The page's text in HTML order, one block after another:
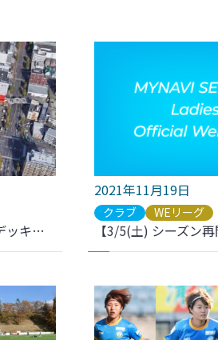
泉中央駅ペデストリアンデッキの補修工事について
2021年11月19日
クラブ WEリーグ